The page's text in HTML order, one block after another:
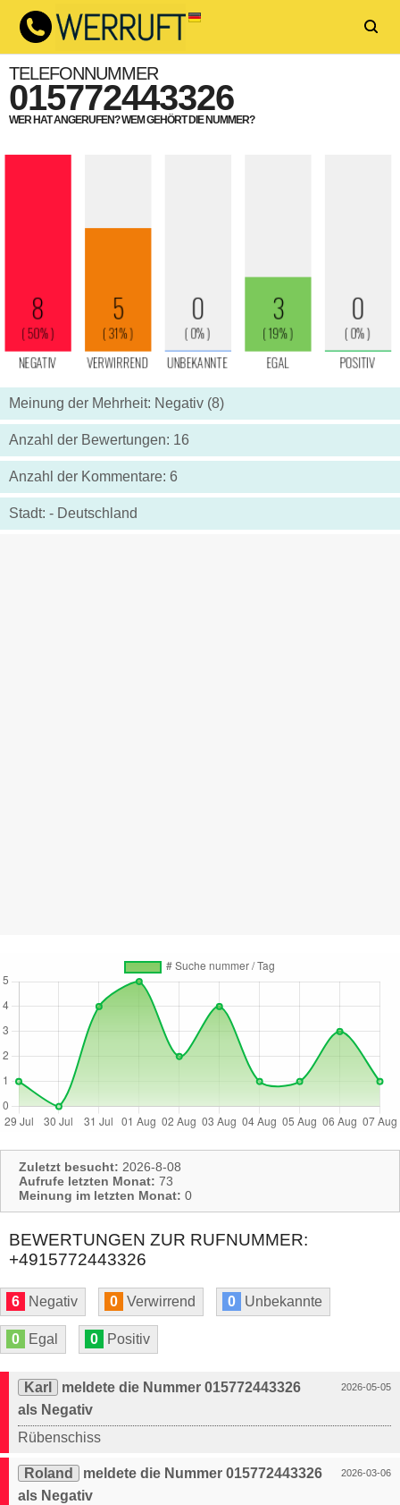
TELEFONNUMMER
015772443326
WER HAT ANGERUFEN? WEM GEHÖRT DIE NUMMER?
Meinung der Mehrheit: Negativ (8)
Anzahl der Bewertungen: 16
Anzahl der Kommentare: 6
Stadt: - Deutschland
Zuletzt besucht: 2026-8-08
Aufrufe letzten Monat: 73
Meinung im letzten Monat: 0
BEWERTUNGEN ZUR RUFNUMMER:
+4915772443326
6 Negativ 0 Verwirrend 0 Unbekannte
0 Egal 0 Positiv
2026-05-05
Karl
meldete die Nummer 015772443326
als Negativ
Rübenschiss
2026-03-06
Roland
meldete die Nummer 015772443326
als Negativ